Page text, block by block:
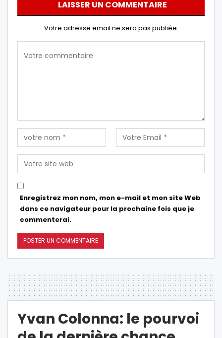
LAISSER UN COMMENTAIRE
Votre adresse email ne sera pas publiée.
Enregistrez mon nom, mon e-mail et mon site Web
dans ce navigateur pour la prochaine fois que je
commenterai.
Yvan Colonna: le pourvoi